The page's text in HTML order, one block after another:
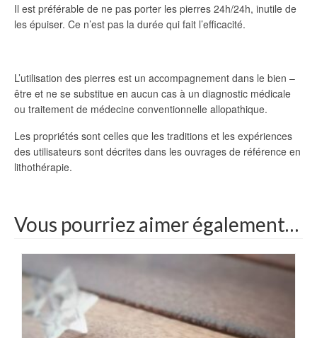
Il est préférable de ne pas porter les pierres 24h/24h, inutile de
les épuiser. Ce n’est pas la durée qui fait l’efficacité.
L’utilisation des pierres est un accompagnement dans le bien –
être et ne se substitue en aucun cas à un diagnostic médicale
ou traitement de médecine conventionnelle allopathique.
Les propriétés sont celles que les traditions et les expériences
des utilisateurs sont décrites dans les ouvrages de référence en
lithothérapie.
Vous pourriez aimer également…